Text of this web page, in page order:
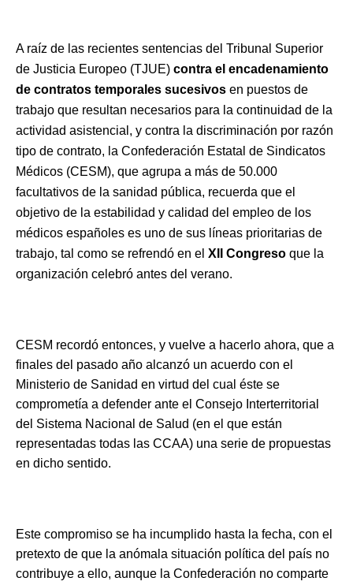
A raíz de las recientes sentencias del Tribunal Superior
de Justicia Europeo (TJUE) contra el encadenamiento
de contratos temporales sucesivos en puestos de
trabajo que resultan necesarios para la continuidad de la
actividad asistencial, y contra la discriminación por razón
tipo de contrato, la Confederación Estatal de Sindicatos
Médicos (CESM), que agrupa a más de 50.000
facultativos de la sanidad pública, recuerda que el
objetivo de la estabilidad y calidad del empleo de los
médicos españoles es uno de sus líneas prioritarias de
trabajo, tal como se refrendó en el XII Congreso que la
organización celebró antes del verano.
CESM recordó entonces, y vuelve a hacerlo ahora, que a
finales del pasado año alcanzó un acuerdo con el
Ministerio de Sanidad en virtud del cual éste se
comprometía a defender ante el Consejo Interterritorial
del Sistema Nacional de Salud (en el que están
representadas todas las CCAA) una serie de propuestas
en dicho sentido.
Este compromiso se ha incumplido hasta la fecha, con el
pretexto de que la anómala situación política del país no
contribuye a ello, aunque la Confederación no comparte